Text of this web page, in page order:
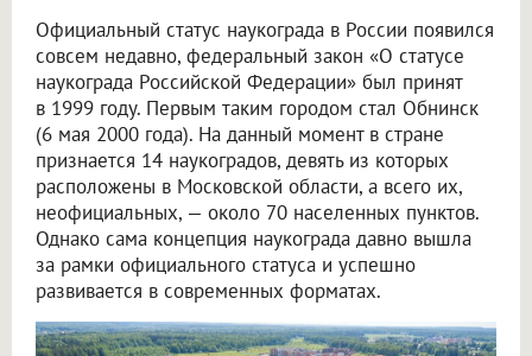
Официальный статус наукограда в России появился
совсем недавно, федеральный закон «О статусе
наукограда Российской Федерации» был принят
в 1999 году. Первым таким городом стал Обнинск
(6 мая 2000 года). На данный момент в стране
признается 14 наукоградов, девять из которых
расположены в Московской области, а всего их,
неофициальных, — около 70 населенных пунктов.
Однако сама концепция наукограда давно вышла
за рамки официального статуса и успешно
развивается в современных форматах.